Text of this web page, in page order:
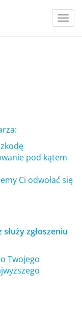
pod kątem
Ci odwołać się
zgłoszeniu
Twojego